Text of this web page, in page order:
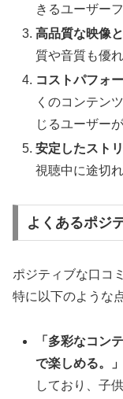
きるユーザー
高品質な映像
質や音質も優
コストパフォ
くのコンテン
じるユーザー
安定したスト
視聴中に途切
よくあるポジ
ポジティブな口コ
特に以下のような
「多彩なコン
で楽しめる。」
しており、子